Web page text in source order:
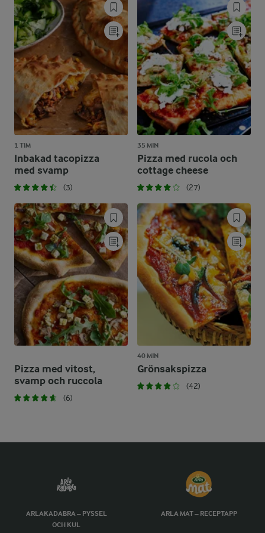
1 TIM
Inbakad tacopizza
med svamp
(3)
35 MIN
Pizza med rucola och
cottage cheese
(27)
Pizza med vitost,
svamp och ruccola
(6)
40 MIN
Grönsakspizza
(42)
ARLAKADABRA – PYSSEL
OCH KUL
ARLA MAT – RECEPTAPP